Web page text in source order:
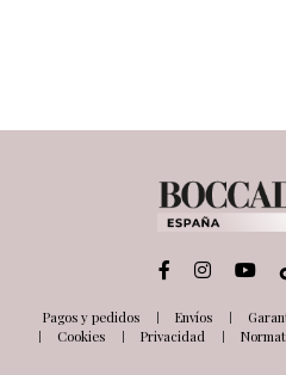
Pagos y pedidos Envíos
Cookies
Privacidad